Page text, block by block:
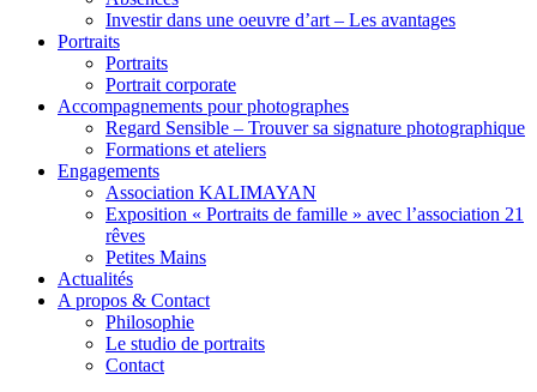
Investir dans une oeuvre d’art – Les avantages
Portraits
Portraits
Portrait corporate
Accompagnements pour photographes
Regard Sensible – Trouver sa signature photographique
Formations et ateliers
Engagements
Association KALIMAYAN
Exposition « Portraits de famille » avec l’association 21
rêves
Petites Mains
Actualités
A propos & Contact
Philosophie
Le studio de portraits
Contact